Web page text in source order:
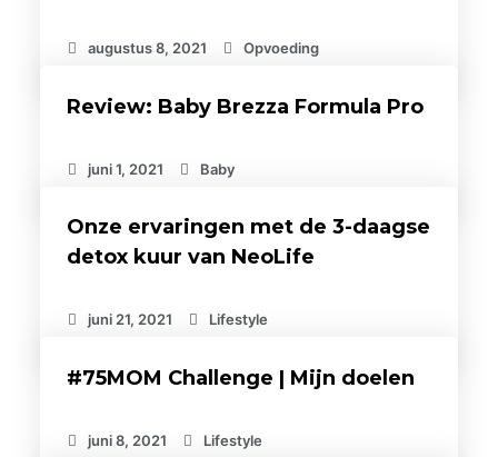
augustus 8, 2021 Opvoeding
Review: Baby Brezza Formula Pro
juni 1, 2021 Baby
Onze ervaringen met de 3-daagse
detox kuur van NeoLife
juni 21, 2021 Lifestyle
#75MOM Challenge | Mijn doelen
juni 8, 2021 Lifestyle